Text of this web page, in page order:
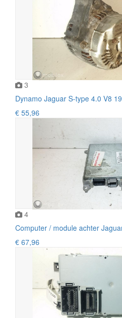
3
Dynamo Jaguar S-type 4.0 V8
€ 55,96
4
Computer / module achter
€ 67,96